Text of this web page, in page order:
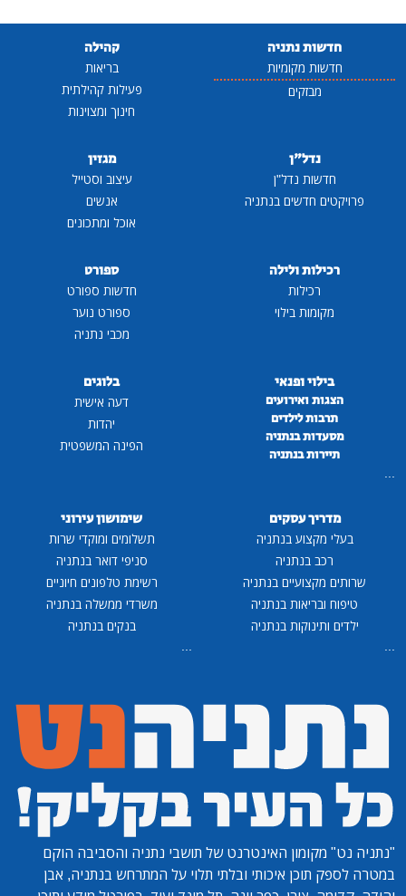
חדשות נתניה
חדשות מקומיות
מבזקים
קהילה
בריאות
פעילות קהילתית
חינוך ומצוינות
נדל"ן
חדשות נדל"ן
פרויקטים חדשים בנתניה
מגזין
עיצוב וסטייל
אנשים
אוכל ומתכונים
רכילות ולילה
רכילות
מקומות בילוי
ספורט
חדשות ספורט
ספורט נוער
מכבי נתניה
בילוי ופנאי
הצגות ואירועים
תרבות לילדים
מסעדות בנתניה
תיירות בנתניה
...
בלוגים
דעה אישית
יהדות
הפינה המשפטית
מדריך עסקים
בעלי מקצוע בנתניה
רכב בנתניה
שרותים מקצועיים בנתניה
טיפוח ובריאות בנתניה
ילדים ותינוקות בנתניה
...
שימושון עירוני
תשלומים ומוקדי שרות
סניפי דואר בנתניה
רשימת טלפונים חיוניים
משרדי ממשלה בנתניה
בנקים בנתניה
...
"נתניה נט" מקומון האינטרנט של תושבי נתניה והסביבה הוקם
במטרה לספק תוכן איכותי ובלתי תלוי על המתרחש בנתניה, אבן